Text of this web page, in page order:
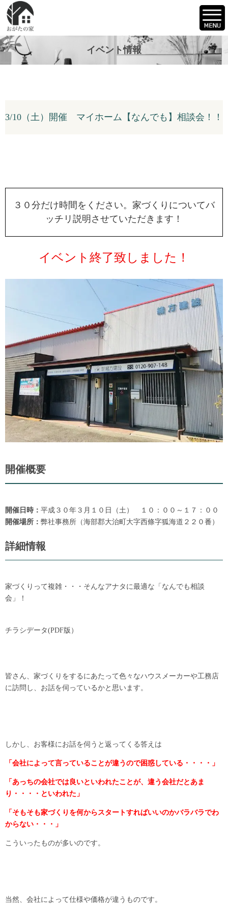
イベント情報
3/10（土）開催 マイホーム【なんでも】相談会！！
３０分だけ時間をください。家づくりについてバ
ッチリ説明させていただきます！
イベント終了致しました！
開催概要
開催日時： 平成３０年３月１０日（土） １０：００～１７：００
開催場所： 弊社事務所（海部郡大治町大字西條字狐海道２２０番）
詳細情報
家づくりって複雑・・・そんなアナタに最適な「なんでも相談
会」！
チラシデータ(PDF版）
皆さん、家づくりをするにあたって色々なハウスメーカーや工務店
に訪問し、お話を伺っているかと思います。
しかし、お客様にお話を伺うと返ってくる答えは
「会社によって言っていることが違うので困惑している・・・・」
「あっちの会社では良いといわれたことが、違う会社だとあま
り・・・・といわれた」
「そもそも家づくりを何からスタートすればいいのかバラバラでわ
からない・・・」
こういったものが多いのです。
当然、会社によって仕様や価格が違うものです。